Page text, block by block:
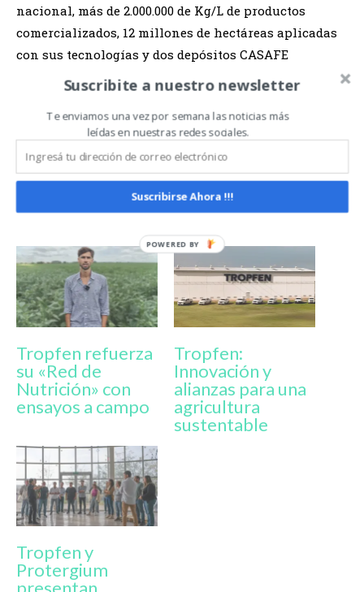
nacional, más de 2.000.000 de Kg/L de productos
comercializados, 12 millones de hectáreas aplicadas
con sus tecnologías y dos depósitos CASAFE
PREMIUM para almacenar 3.000.000 Kg-L para
Así, se posiciona como una empresa líder, con raíces
argentinas y una visión global.
Relacionado
Tropfen refuerza
su «Red de
Nutrición» con
ensayos a campo
Tropfen:
Innovación y
alianzas para una
agricultura
sustentable
Tropfen y
Protergium
presentan
Suscribite a nuestro newsletter
Te enviamos una vez por semana las noticias más
leídas en nuestras redes sociales.
Suscribirse Ahora !!!